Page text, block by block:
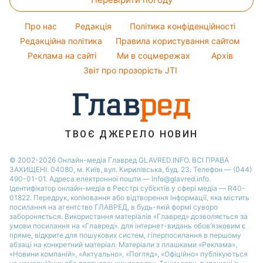
Софія Ротару
Новини Черкаси
Новини Тернополя
Новини Рівного
Новини Запоріжжя
Новини Одеси
Погода на завтра
Пилова буря
Оптичні ілюзії
Народні прикмети
Усе про шоу-бізнес
Про нас Редакція
Політика конфіденційності
Редакційна політика
Правила користування сайтом
Реклама на сайті
Ми в соцмережах
Архів
Звіт про прозорість JTI
ТВОЄ ДЖЕРЕЛО НОВИН
© 2002-2026 Онлайн-медіа Главред GLAVRED.INFO. ВСІ ПРАВА
ЗАХИЩЕНІ. 04080, м. Київ, вул. Кирилівська, буд. 23. Телефон — (044)
490-01-01. Адреса електронної пошти — info@glavred.info.
Ідентифікатор онлайн-медіа в Реєстрі суб’єктів у сфері медіа — R40-
01822. Передрук, копіювання або відтворення інформації, яка містить
посилання на агентство ГЛАВРЕД, в будь-якій формi суворо
забороняється. Використання матеріалів «Главред» дозволяється за
умови посилання на «Главред». для інтернет-видань обов’язковим є
пряме, відкрите для пошукових систем, гіперпосилання в першому
абзаці на конкретний матеріал. Матеріали з плашками «Реклама»,
«Новини компаній», «Актуально», «Погляд», «Офіційно» публікуються